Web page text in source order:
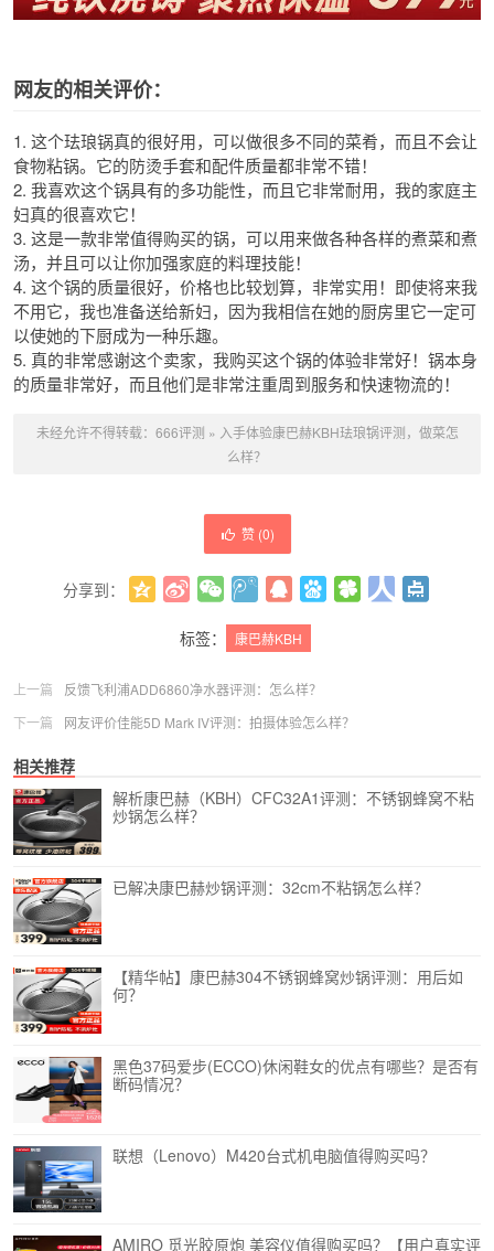
网友的相关评价：
1. 这个珐琅锅真的很好用，可以做很多不同的菜肴，而且不会让
食物粘锅。它的防烫手套和配件质量都非常不错！
2. 我喜欢这个锅具有的多功能性，而且它非常耐用，我的家庭主
妇真的很喜欢它！
3. 这是一款非常值得购买的锅，可以用来做各种各样的煮菜和煮
汤，并且可以让你加强家庭的料理技能！
4. 这个锅的质量很好，价格也比较划算，非常实用！即使将来我
不用它，我也准备送给新妇，因为我相信在她的厨房里它一定可
以使她的下厨成为一种乐趣。
5. 真的非常感谢这个卖家，我购买这个锅的体验非常好！锅本身
的质量非常好，而且他们是非常注重周到服务和快速物流的！
未经允许不得转载： 666评测 » 入手体验康巴赫KBH珐琅锅评测，做菜怎
么样？
赞 (0)
分享到：
标签：
康巴赫KBH
上一篇
反馈飞利浦ADD6860净水器评测：怎么样？
下一篇
网友评价佳能5D Mark IV评测：拍摄体验怎么样？
相关推荐
解析康巴赫（KBH）CFC32A1评测：不锈钢蜂窝不粘
炒锅怎么样？
已解决康巴赫炒锅评测：32cm不粘锅怎么样？
【精华帖】康巴赫304不锈钢蜂窝炒锅评测：用后如
何？
黑色37码爱步(ECCO)休闲鞋女的优点有哪些？是否有
断码情况？
联想（Lenovo）M420台式机电脑值得购买吗？
AMIRO 觅光胶原炮 美容仪值得购买吗？【用户真实评